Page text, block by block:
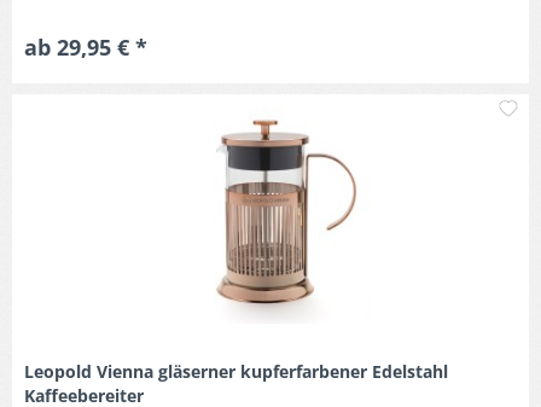
ab 29,95 € *
Leopold Vienna gläserner kupferfarbener Edelstahl
Kaffeebereiter